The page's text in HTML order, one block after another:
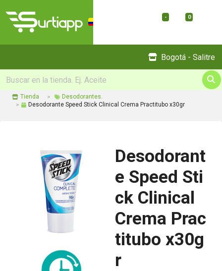
- 0
Bogotá - Salitre
Tienda
Desodorantes.
Desodorante Speed Stick Clinical Crema Practitubo x30gr
Desodorant
e Speed Sti
ck Clinical
Crema Prac
titubo x30g
r